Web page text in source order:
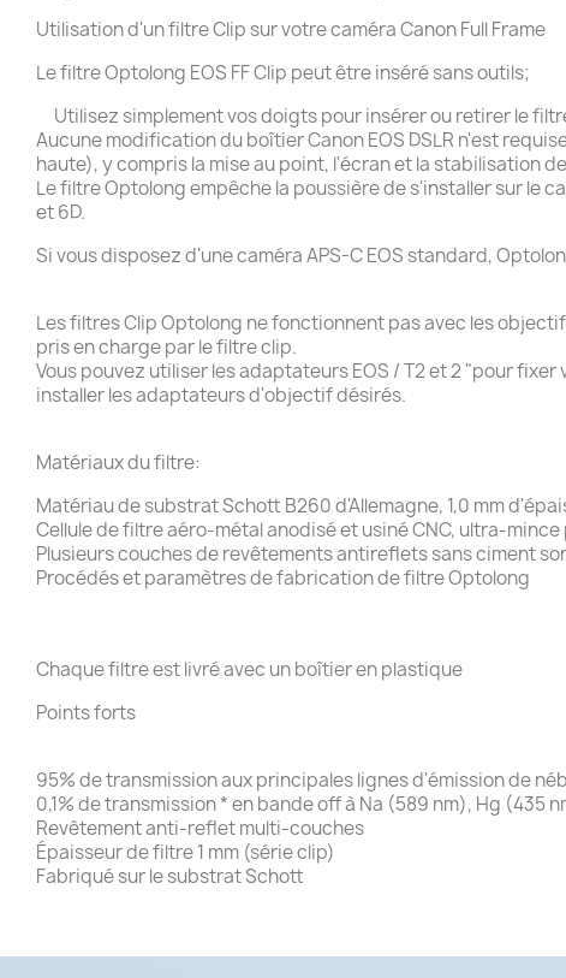
Utilisation d'un filtre Clip sur votre caméra Canon Full Frame
Le filtre Optolong EOS FF Clip peut être inséré sans outils;
Utilisez simplement vos doigts pour insérer ou retirer le
Aucune modification du boîtier Canon EOS DSLR n'est
haute), y compris la mise au point, l'écran et la stabilisation
Le filtre Optolong empêche la poussière de s'installer sur le
et 6D.
Si vous disposez d'une caméra APS-C EOS standard,
Les filtres Clip Optolong ne fonctionnent pas avec les
pris en charge par le filtre clip.
Vous pouvez utiliser les adaptateurs EOS / T2 et 2 "pour
installer les adaptateurs d'objectif désirés.
Matériaux du filtre:
Matériau de substrat Schott B260 d'Allemagne, 1,0 mm
Cellule de filtre aéro-métal anodisé et usiné CNC, ultra-
Plusieurs couches de revêtements antireflets sans ciment
Procédés et paramètres de fabrication de filtre Optolong
Chaque filtre est livré avec un boîtier en plastique
Points forts
95% de transmission aux principales lignes d'émission de
0,1% de transmission * en bande off à Na (589 nm), Hg (435
Revêtement anti-reflet multi-couches
Épaisseur de filtre 1 mm (série clip)
Fabriqué sur le substrat Schott